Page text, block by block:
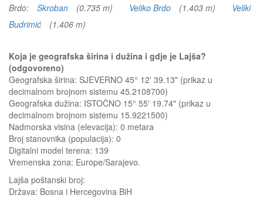
Brdo:
Skroban (0.735 m) Veliko Brdo (1.403 m)
Veliki
Budrimić
(1.406 m)
Koja je geografska širina i dužina i gdje je Lajša?
(odgovoreno)
Geografska širina: SJEVERNO 45° 12' 39.13" (prikaz u
decimalnom brojnom sistemu 45.2108700)
Geografska dužina: ISTOČNO 15° 55' 19.74" (prikaz u
decimalnom brojnom sistemu 15.9221500)
Nadmorska visina (elevacija): 0 metara
Broj stanovnika (populacija): 0
Digitalni model terena: 139
Vremenska zona: Europe/Sarajevo.
Lajša poštanski broj:
Država: Bosna i Hercegovina BiH